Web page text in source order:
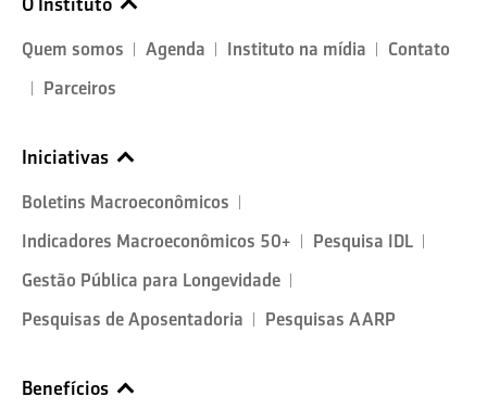
O Instituto
Quem somos Agenda Instituto na mídia
Contato
Parceiros
Iniciativas
Boletins Macroeconômicos
Indicadores Macroeconômicos 50+
Pesquisa IDL
Gestão Pública para Longevidade
Pesquisas de Aposentadoria
Pesquisas AARP
Benefícios